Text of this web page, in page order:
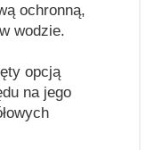
ochronną,
wodzie.
opcją
na jego